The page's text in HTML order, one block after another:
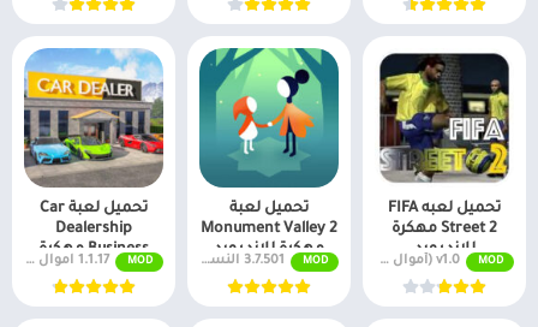
تحميل لعبه FIFA
Street 2 مهكرة
للاندرويد
MOD v1.0 (أموال لا نهائية + جميع المستويات)
تحميل لعبة
Monument Valley 2
مهكرة للاندرويد
MOD 3.7.501 النسخة المدفوعة مجانًا
تحميل لعبة Car
Dealership
Business مهكرة
MOD 1.1.17 اموال غير محدودة